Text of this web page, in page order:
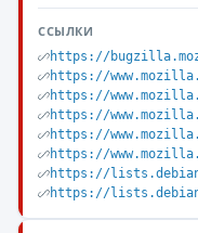
ССЫЛКИ
https://
https://
https://
https://
https://
https://
https://
https://